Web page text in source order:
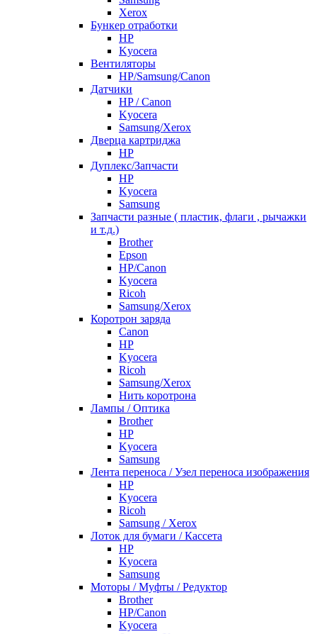
Xerox
Бункер отработки
HP
Kyocera
Вентиляторы
HP/Samsung/Canon
Датчики
HP / Canon
Kyocera
Samsung/Xerox
Дверца картриджа
HP
Дуплекс/Запчасти
HP
Kyocera
Samsung
Запчасти разные ( пластик, флаги , рычажки
и т.д.)
Brother
Epson
HP/Canon
Kyocera
Ricoh
Samsung/Xerox
Коротрон заряда
Canon
HP
Kyocera
Ricoh
Samsung/Xerox
Нить коротрона
Лампы / Оптика
Brother
HP
Kyocera
Samsung
Лента переноса / Узел переноса изображения
HP
Kyocera
Ricoh
Samsung / Xerox
Лоток для бумаги / Кассета
HP
Kyocera
Samsung
Моторы / Муфты / Редуктор
Brother
HP/Canon
Kyocera